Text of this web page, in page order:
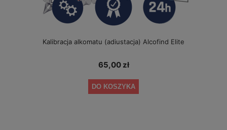
Kalibracja alkomatu (adiustacja) Alcofind Elite
65,00 zł
DO KOSZYKA